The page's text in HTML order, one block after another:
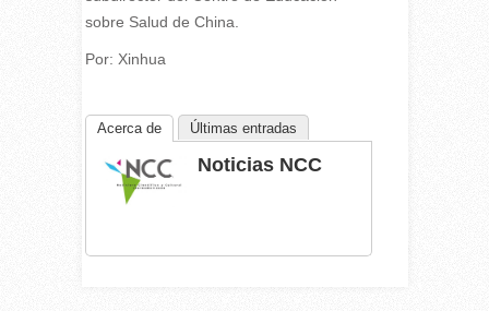
sobre Salud de China.
Por: Xinhua
Acerca de Últimas entradas
Noticias NCC